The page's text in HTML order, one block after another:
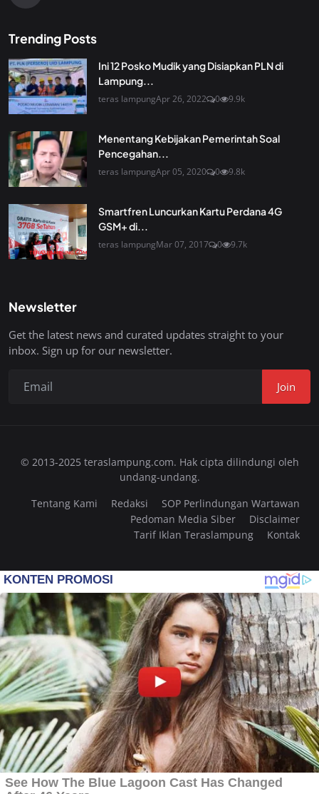
Trending Posts
Ini 12 Posko Mudik yang Disiapkan PLN di
Lampung...
teras lampungApr 26, 2022 0 9.9k
Menentang Kebijakan Pemerintah Soal
Pencegahan...
teras lampungApr 05, 2020 0 9.8k
Smartfren Luncurkan Kartu Perdana 4G
GSM+ di...
teras lampungMar 07, 2017 0 9.7k
Newsletter
Get the latest news and curated updates straight to your
inbox. Sign up for our newsletter.
Join
© 2013-2025 teraslampung.com. Hak cipta dilindungi oleh
undang-undang.
Tentang Kami
Redaksi
SOP Perlindungan Wartawan
Pedoman Media Siber
Disclaimer
Tarif Iklan Teraslampung
Kontak